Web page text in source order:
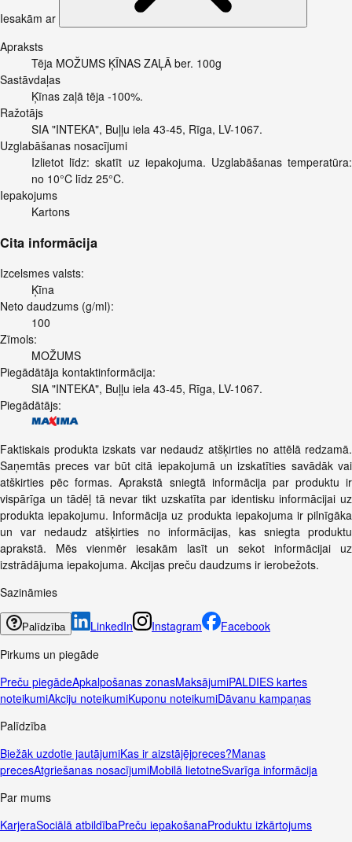
Iesakām ar
Apraksts
Tēja MOŽUMS ĶĪNAS ZAĻĀ ber. 100g
Sastāvdaļas
Ķīnas zaļā tēja -100%.
Ražotājs
SIA "INTEKA", Buļļu iela 43-45, Rīga, LV-1067.
Uzglabāšanas nosacījumi
Izlietot līdz: skatīt uz iepakojuma. Uzglabāšanas temperatūra:
no 10°C līdz 25°C.
Iepakojums
Kartons
Cita informācija
Izcelsmes valsts:
Ķīna
Neto daudzums (g/ml):
100
Zīmols:
MOŽUMS
Piegādātāja kontaktinformācija:
SIA "INTEKA", Buļļu iela 43-45, Rīga, LV-1067.
Piegādātājs:
Faktiskais produkta izskats var nedaudz atšķirties no attēlā redzamā.
Saņemtās preces var būt citā iepakojumā un izskatīties savādāk vai
atškirties pēc formas. Aprakstā sniegtā informācija par produktu ir
vispārīga un tādēļ tā nevar tikt uzskatīta par identisku informācijai uz
produkta iepakojumu. Informācija uz produkta iepakojuma ir pilnīgāka
un var nedaudz atšķirties no informācijas, kas sniegta produktu
aprakstā. Mēs vienmēr iesakām lasīt un sekot informācijai uz
izstrādājuma iepakojuma. Akcijas preču daudzums ir ierobežots.
Sazināmies
Palīdzība LinkedIn Instagram
Facebook
Pirkums un piegāde
Preču piegādeApkalpošanas zonasMaksājumiPALDIES kartes
noteikumiAkciju noteikumiKuponu noteikumiDāvanu kampaņas
Palīdzība
Biežāk uzdotie jautājumiKas ir aizstājējpreces?Manas
precesAtgriešanas nosacījumiMobilā lietotneSvarīga informācija
Par mums
KarjeraSociālā atbildībaPreču iepakošanaProduktu izkārtojums